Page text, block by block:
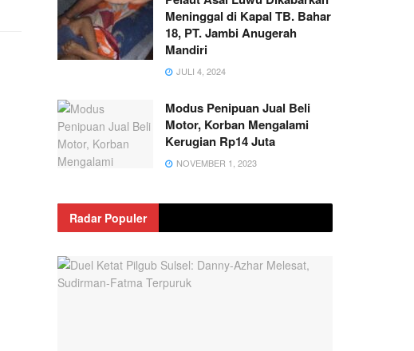
Meninggal di Kapal TB. Bahar
18, PT. Jambi Anugerah
Mandiri
JULI 4, 2024
Modus Penipuan Jual Beli
Motor, Korban Mengalami
Kerugian Rp14 Juta
NOVEMBER 1, 2023
Radar Populer